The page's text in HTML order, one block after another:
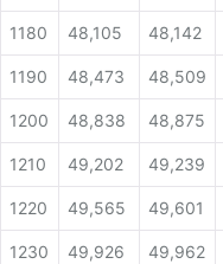
1180 48,105 48,142
1190 48,473 48,509
1200 48,838 48,875
1210 49,202 49,239
1220 49,565 49,601
1230 49,926 49,962